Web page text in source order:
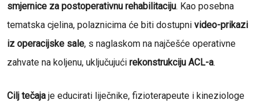
smjernice za postoperativnu rehabilitaciju. Kao posebna
tematska cjelina, polaznicima će biti dostupni video-prikazi
iz operacijske sale, s naglaskom na najčešće operativne
zahvate na koljenu, uključujući rekonstrukciju ACL-a.
Cilj tečaja je educirati liječnike, fizioterapeute i kineziologe